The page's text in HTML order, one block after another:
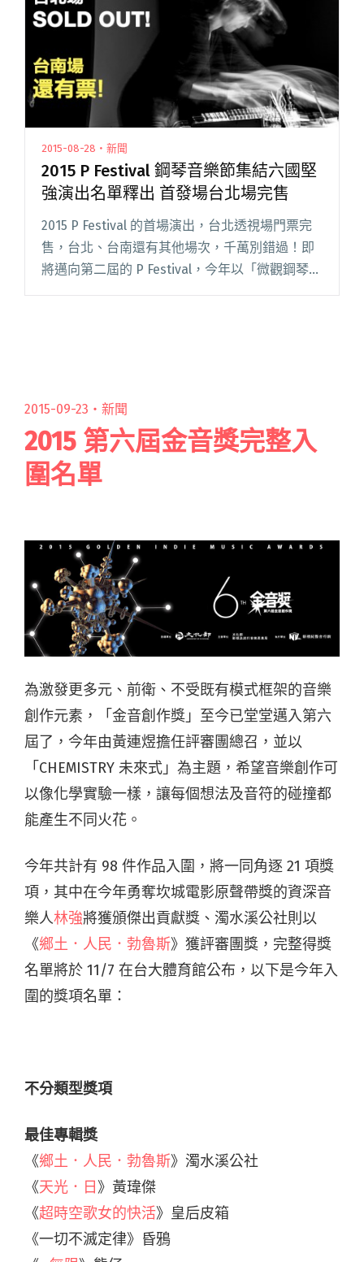
音樂會"
2015-08-28・新聞
2015 P Festival 鋼琴音樂節集結六國堅
強演出名單釋出 首發場台北場完售
2015 P Festival 的首場演出，台北透視場門票完
售，台北、台南還有其他場次，千萬別錯過！即
將邁向第二屆的 P Festival，今年以「微觀鋼琴」
作為音樂節的主題，活動將從九月開始，於台
2015-09-23・ 新聞
2015 第六屆金音獎完整入
圍名單
為激發更多元、前衛、不受既有模式框架的音樂
創作元素，「金音創作獎」至今已堂堂邁入第六
屆了，今年由黃連煜擔任評審團總召，並以
「CHEMISTRY 未來式」為主題，希望音樂創作可
以像化學實驗一樣，讓每個想法及音符的碰撞都
能產生不同火花。
今年共計有 98 件作品入圍，將一同角逐 21 項獎
項，其中在今年勇奪坎城電影原聲帶獎的資深音
樂人林強將獲頒傑出貢獻獎、濁水溪公社則以
《鄉土．人民．勃魯斯》獲評審團獎，完整得獎
名單將於 11/7 在台大體育館公布，以下是今年入
圍的獎項名單：
不分類型獎項
最佳專輯獎
《鄉土．人民．勃魯斯》濁水溪公社
《天光．日 》黃瑋傑
《超時空歌女的快活》皇后皮箱
《一切不滅定律》昏鴉